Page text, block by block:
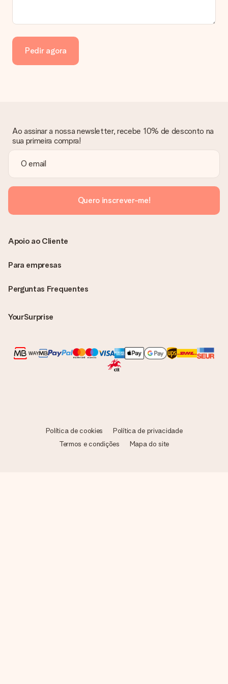
Nenhuma fatura será enviada juntamente com o seu presente.
encontrá-la também na sua conta MySurprise. Isto significa
que o seu presente pode ser enviado diretamente ao
destinatário!
Pedir agora
Ao assinar a nossa newsletter, recebe 10% de desconto na
sua primeira compra!
Quero inscrever-me!
Perguntas Frequentes
YourSurprise
Apoio ao Cliente
Para empresas
Política de cookies
Política de privacidade
Termos e condições
Mapa do site